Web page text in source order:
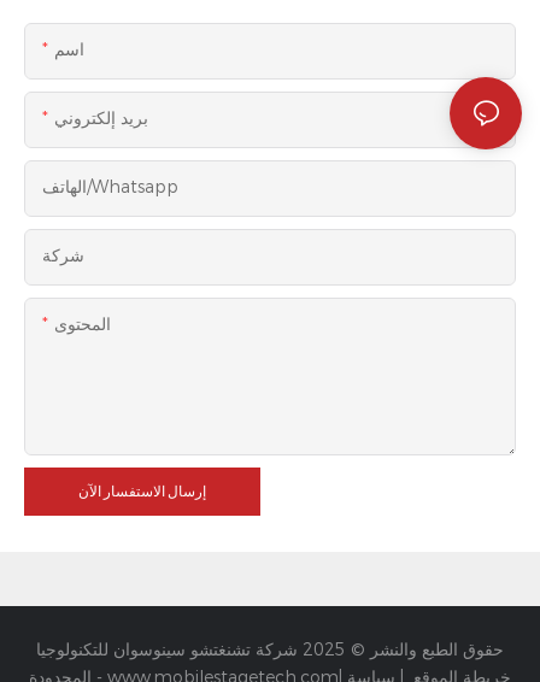
اسم
بريد إلكتروني
الهاتف/whatsapp
شركة
المحتوى
إرسال الاستفسار الآن
حقوق الطبع والنشر © 2025 شركة تشنغتشو سينوسوان للتكنولوجيا
المحدودة - www.mobilestagetech.com خريطة الموقع سياسة